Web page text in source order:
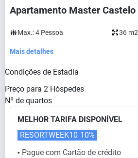
Apartamento Master Castelo
Max.:4 Pessoa 36 m2
Mais detalhes
Condições de Estadia
Preço para 2 Hóspedes
Nº de quartos
MELHOR TARIFA DISPONÍVEL
⬤ Pague com Cartão de crédito
RESORTWEEK10 10%